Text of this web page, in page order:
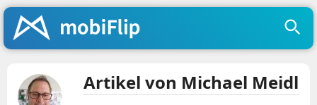
Artikel von Michael Meidl